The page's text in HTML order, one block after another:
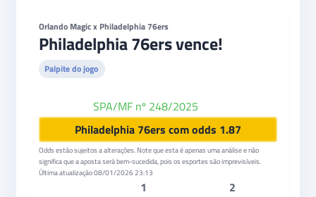
Orlando Magic x Philadelphia 76ers
Philadelphia 76ers vence!
Palpite do jogo
SPA/MF nº 248/2025
Philadelphia 76ers com odds 1.87
Odds estão sujeitos a alterações. Note que esta é apenas uma análise e não
significa que a aposta será bem-sucedida, pois os esportes são imprevisíveis.
Última atualização08/01/2026 23:13
1 2